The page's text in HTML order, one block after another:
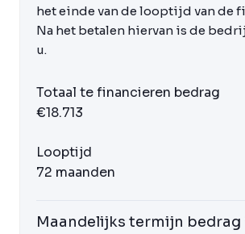
het einde van de looptijd van de
Na het betalen hiervan is de
u.
Totaal te financieren bedrag
€18.713
Looptijd
72 maanden
Maandelijks termijn bedrag